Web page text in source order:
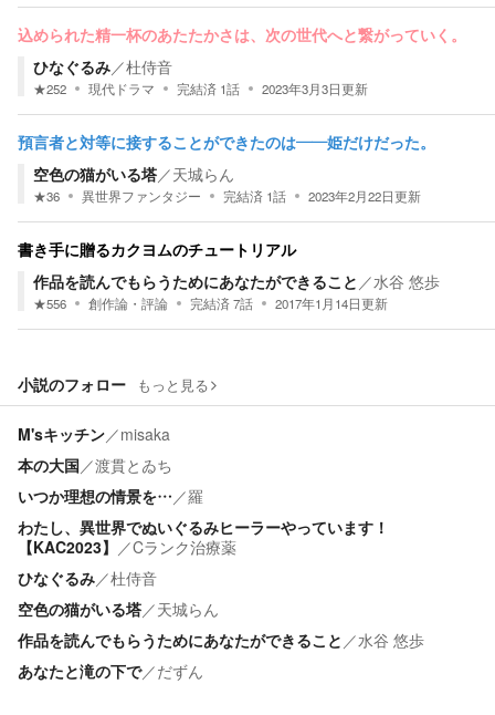
込められた精一杯のあたたかさは、次の世代へと繋がっていく。
ひなぐるみ／杜侍音
★252 現代ドラマ 完結済 1話 2023年3月3日更新
預言者と対等に接することができたのは――姫だけだった。
空色の猫がいる塔／天城らん
★36 異世界ファンタジー 完結済 1話 2023年2月22日更新
書き手に贈るカクヨムのチュートリアル
作品を読んでもらうためにあなたができること ／水谷 悠歩
★556 創作論・評論 完結済7話 2017年1月14日更新
小説のフォロー もっと見る
M'sキッチン／misaka
本の大国／渡貫とゐち
いつか理想の情景を…／羅
わたし、異世界でぬいぐるみヒーラーやっています！
【KAC2023】 ／Cランク治療薬
ひなぐるみ／杜侍音
空色の猫がいる塔／天城らん
作品を読んでもらうためにあなたができること ／水谷 悠歩
あなたと滝の下で／だずん